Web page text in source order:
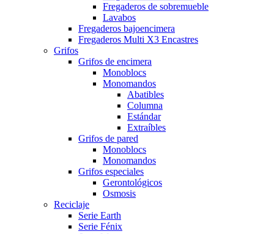
Fregaderos de sobremueble
Lavabos
Fregaderos bajoencimera
Fregaderos Multi X3 Encastres
Grifos
Grifos de encimera
Monoblocs
Monomandos
Abatibles
Columna
Estándar
Extraíbles
Grifos de pared
Monoblocs
Monomandos
Grifos especiales
Gerontológicos
Osmosis
Reciclaje
Serie Earth
Serie Fénix